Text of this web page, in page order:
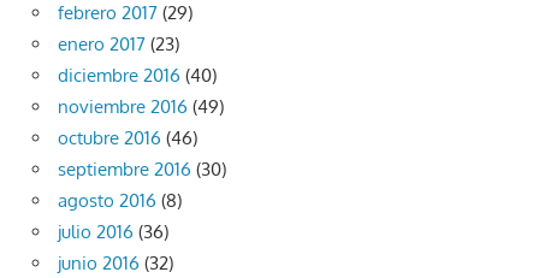
febrero 2017 (29)
enero 2017 (23)
diciembre 2016 (40)
noviembre 2016 (49)
octubre 2016 (46)
septiembre 2016 (30)
agosto 2016 (8)
julio 2016 (36)
junio 2016 (32)